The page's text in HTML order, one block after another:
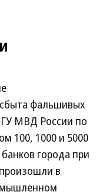
сбыта фальшивых
МВД России по
100, 1000 и 5000
города при
в